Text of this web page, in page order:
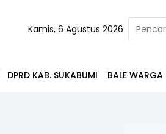
Kamis, 6 Agustus 2026
DPRD KAB. SUKABUMI BALE WARGA